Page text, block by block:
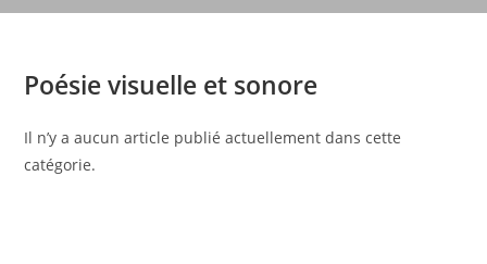
Poésie visuelle et sonore
Il n’y a aucun article publié actuellement dans cette
catégorie.